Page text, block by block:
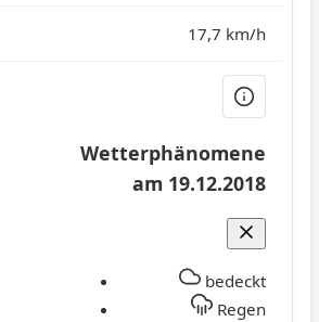
17,7 km/h
Wetterphänomene
am 19.12.2018
bedeckt
Regen